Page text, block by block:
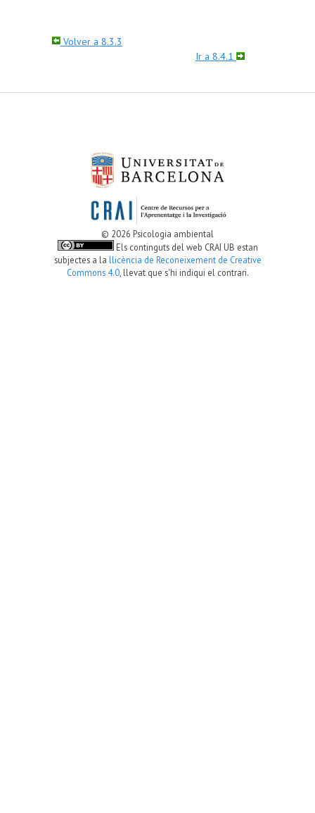
Volver a 8.3.3
Ir a 8.4.1
© 2026 Psicologia ambiental
Els continguts del web CRAI UB estan
subjectes a la llicència de Reconeixement de Creative
Commons 4.0, llevat que s'hi indiqui el contrari.